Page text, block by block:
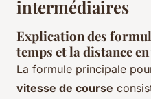
intermédiaires
Explication des
temps et la distance
La formule principale
vitesse de course